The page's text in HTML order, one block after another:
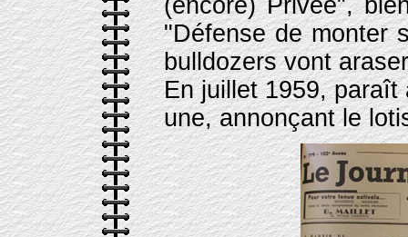
(encore) Privée",
"Défense de monter
bulldozers vont
En juillet 1959, paraît
une, annonçant le